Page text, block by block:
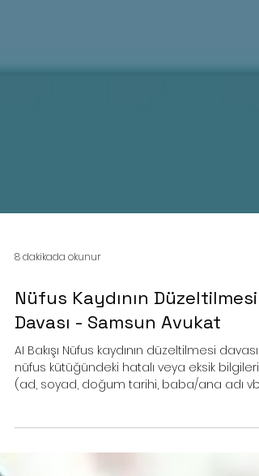
8 dakikada okunur
Davası - Samsun Avukat
AI Bakışı Nüfus kaydının düzeltilmesi davası,